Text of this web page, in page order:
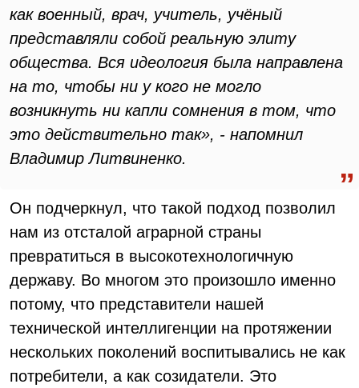
как военный, врач, учитель, учёный
представляли собой реальную элиту
общества. Вся идеология была направлена
на то, чтобы ни у кого не могло
возникнуть ни капли сомнения в том, что
это действительно так», - напомнил
Владимир Литвиненко.
Он подчеркнул, что такой подход позволил
нам из отсталой аграрной страны
превратиться в высокотехнологичную
державу. Во многом это произошло именно
потому, что представители нашей
технической интеллигенции на протяжении
нескольких поколений воспитывались не как
потребители, а как созидатели. Это